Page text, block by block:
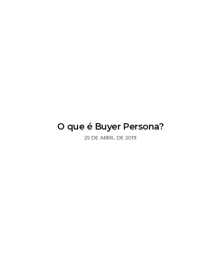
O que é Buyer Persona?
25 DE ABRIL DE 2019